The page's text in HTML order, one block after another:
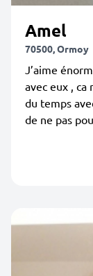
Amel
70500, Ormoy
J’aime
avec eux ,
du temps
de ne pas